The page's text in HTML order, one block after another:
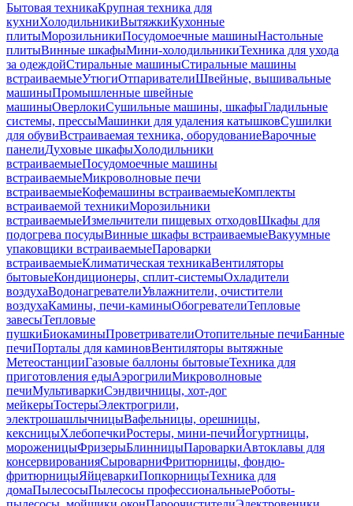
Бытовая техникаКрупная техника для
кухниХолодильникиВытяжкиКухонные
плитыМорозильникиПосудомоечные машиныНастольные
плитыВинные шкафыМини-холодильникиТехника для ухода
за одеждойСтиральные машиныСтиральные машины
встраиваемыеУтюгиОтпаривателиШвейные, вышивальные
машиныПромышленные швейные
машиныОверлокиСушильные машины, шкафыГладильные
системы, прессыМашинки для удаления катышковСушилки
для обувиВстраиваемая техника, оборудованиеВарочные
панелиДуховые шкафыХолодильники
встраиваемыеПосудомоечные машины
встраиваемыеМикроволновые печи
встраиваемыеКофемашины встраиваемыеКомплекты
встраиваемой техникиМорозильники
встраиваемыеИзмельчители пищевых отходовШкафы для
подогрева посудыВинные шкафы встраиваемыеВакуумные
упаковщики встраиваемыеПароварки
встраиваемыеКлиматическая техникаВентиляторы
бытовыеКондиционеры, сплит-системыОхладители
воздухаВодонагревателиУвлажнители, очистители
воздухаКамины, печи-каминыОбогревателиТепловые
завесыТепловые
пушкиБиокаминыПроветривателиОтопительные печиБанные
печиПорталы для каминовВентиляторы вытяжные
МетеостанцииГазовые баллоны бытовыеТехника для
приготовления едыАэрогрилиМикроволновые
печиМультиваркиСэндвичницы, хот-дог
мейкерыТостерыЭлектрогрили,
электрошашлычницыВафельницы, орешницы,
кексницыХлебопечкиРостеры, мини-печиЙогуртницы,
мороженицыФризерыБлинницыПароваркиАвтоклавы для
консервированияСыроварниФритюрницы, фондю-
фритюрницыЯйцеваркиПопкорницыТехника для
домаПылесосыПылесосы профессиональныеРоботы-